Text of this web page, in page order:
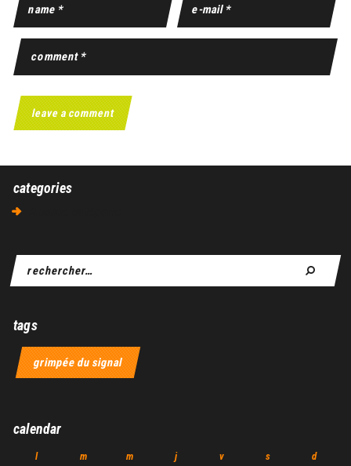
categories
tags
grimpée du signal
calendar
l m m j v s d